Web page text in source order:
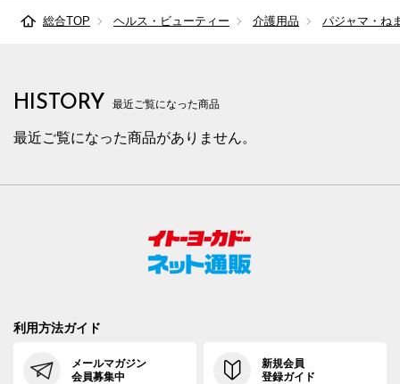
総合TOP ヘルス・ビューティー 介護用品 パジャマ・ね
HISTORY 最近ご覧になった商品
最近ご覧になった商品がありません。
利用方法ガイド
メールマガジン
会員募集中
新規会員
登録ガイド